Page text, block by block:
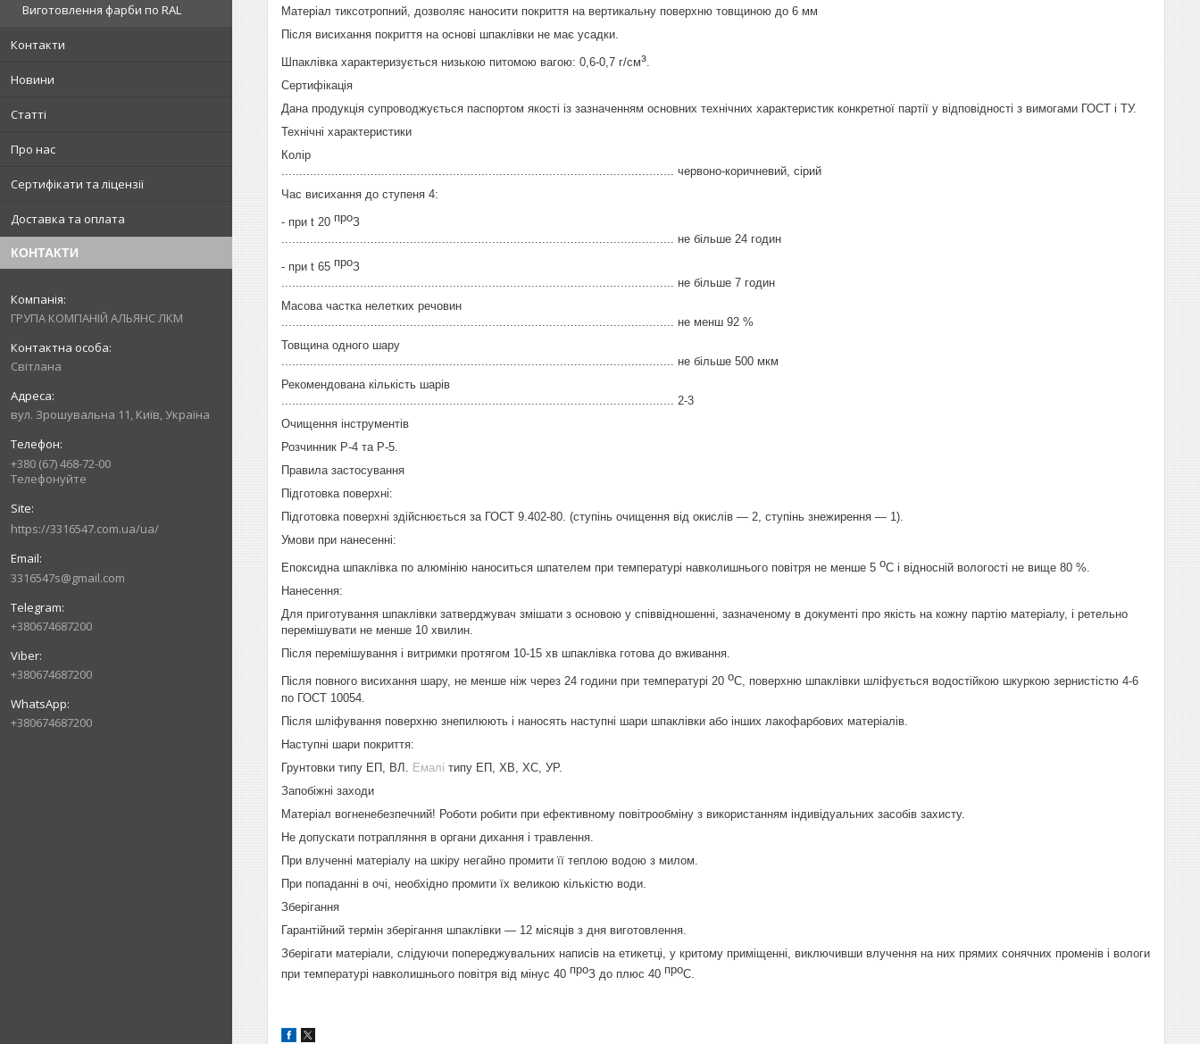
Виготовлення фарби по RAL
Контакти
Новини
Статті
Про нас
Сертифікати та ліцензії
Доставка та оплата
КОНТАКТИ
ГРУПА КОМПАНІЙ АЛЬЯНС ЛКМ
Світлана
вул. Зрошувальна 11, Київ, Україна
+380 (67) 468-72-00
Телефонуйте
https://3316547.com.ua/ua/
3316547s@gmail.com
+380674687200
+380674687200
+380674687200
Матеріал тиксотропний, дозволяє наносити покриття на вертикальну поверхню товщиною до 6 мм
Після висихання покриття на основі шпаклівки не має усадки.
Шпаклівка характеризується низькою питомою вагою: 0,6-0,7 г/смз.
Сертифікація
Дана продукція супроводжується паспортом якості із зазначенням основних технічних характеристик конкретної партії у відповідності з вимогами ГОСТ і ТУ.
Технічні характеристики
Колір
.............................................................................................................. червоно-коричневий, сірий
Час висихання до ступеня 4:
- при t 20 проЗ
.............................................................................................................. не більше 24 годин
- при t 65 проЗ
.............................................................................................................. не більше 7 годин
Масова частка нелетких речовин
.............................................................................................................. не менш 92 %
Товщина одного шару
.............................................................................................................. не більше 500 мкм
Рекомендована кількість шарів
.............................................................................................................. 2-3
Очищення інструментів
Розчинник Р-4 та Р-5.
Правила застосування
Підготовка поверхні:
Підготовка поверхні здійснюється за ГОСТ 9.402-80. (ступінь очищення від окислів — 2, ступінь знежирення — 1).
Умови при нанесенні:
Епоксидна шпаклівка по алюмінію наноситься шпателем при температурі навколишнього повітря не менше 5 оС і відносній вологості не вище 80 %.
Нанесення:
Для приготування шпаклівки затверджувач змішати з основою у співвідношенні, зазначеному в документі про якість на кожну партію матеріалу, і ретельно
перемішувати не менше 10 хвилин.
Після перемішування і витримки протягом 10-15 хв шпаклівка готова до вживання.
Після повного висихання шару, не менше ніж через 24 години при температурі 20 оС, поверхню шпаклівки шліфується водостійкою шкуркою зернистістю 4-6
по ГОСТ 10054.
Після шліфування поверхню знепилюють і наносять наступні шари шпаклівки або інших лакофарбових матеріалів.
Наступні шари покриття:
Грунтовки типу ЕП, ВЛ. Емалі типу ЕП, ХВ, ХС, УР.
Запобіжні заходи
Матеріал вогненебезпечний! Роботи робити при ефективному повітрообміну з використанням індивідуальних засобів захисту.
Не допускати потрапляння в органи дихання і травлення.
При влученні матеріалу на шкіру негайно промити її теплою водою з милом.
При попаданні в очі, необхідно промити їх великою кількістю води.
Зберігання
Гарантійний термін зберігання шпаклівки — 12 місяців з дня виготовлення.
Зберігати матеріали, слідуючи попереджувальних написів на етикетці, у критому приміщенні, виключивши влучення на них прямих сонячних променів і вологи
при температурі навколишнього повітря від мінус 40 проЗ до плюс 40 проС.